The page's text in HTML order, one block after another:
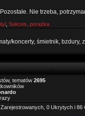
Nie trzeba,
Sukces, porażka
koncerty, śmietnik, bzdury,
tematów 2695
razy
0 Ukrytych i 86